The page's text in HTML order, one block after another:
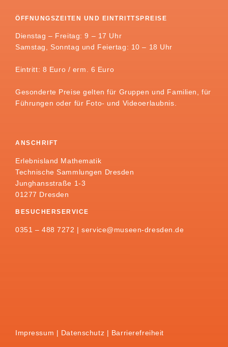
ÖFFNUNGSZEITEN UND EINTRITTSPREISE
Dienstag – Freitag: 9 – 17 Uhr
Samstag, Sonntag und Feiertag: 10 – 18 Uhr
Eintritt: 8 Euro / erm. 6 Euro
Gesonderte Preise gelten für Gruppen und Familien, für
Führungen oder für Foto- und Videoerlaubnis.
ANSCHRIFT
Erlebnisland Mathematik
Technische Sammlungen Dresden
Junghansstraße 1-3
01277 Dresden
BESUCHERSERVICE
0351 – 488 7272 |service@museen-dresden.de
Impressum Datenschutz Barrierefreiheit